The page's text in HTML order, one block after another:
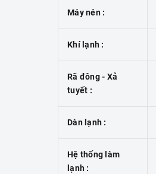
Máy nén :
Khí lạnh :
Rã đông - Xả
tuyết :
Dàn lạnh :
Hệ thống làm
lạnh :